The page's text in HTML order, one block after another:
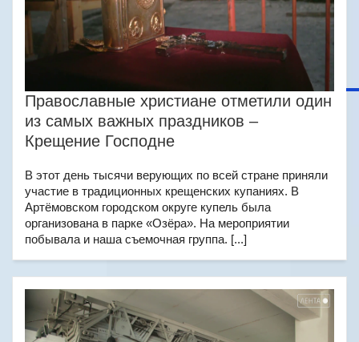
Православные христиане отметили один
из самых важных праздников –
Крещение Господне
В этот день тысячи верующих по всей стране приняли
участие в традиционных крещенских купаниях. В
Артёмовском городском округе купель была
организована в парке «Озёра». На мероприятии
побывала и наша съемочная группа. [...]